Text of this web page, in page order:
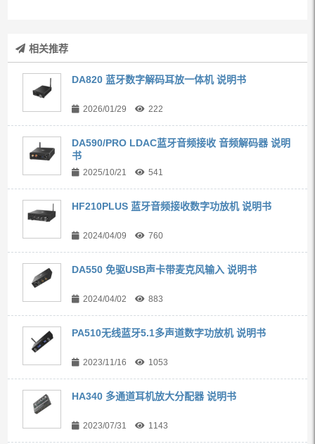
相关推荐
DA820 蓝牙数字解码耳放一体机 说明书
2026/01/29 222
DA590/PRO LDAC蓝牙音频接收 音频解码器 说明
书
2025/10/21 541
HF210PLUS 蓝牙音频接收数字功放机 说明书
2024/04/09 760
DA550 免驱USB声卡带麦克风输入 说明书
2024/04/02 883
PA510无线蓝牙5.1多声道数字功放机 说明书
2023/11/16 1053
HA340 多通道耳机放大分配器 说明书
2023/07/31 1143